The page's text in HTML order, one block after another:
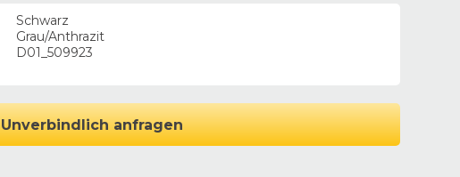
Schwarz
Grau/Anthrazit
D01_509923
Unverbindlich anfragen